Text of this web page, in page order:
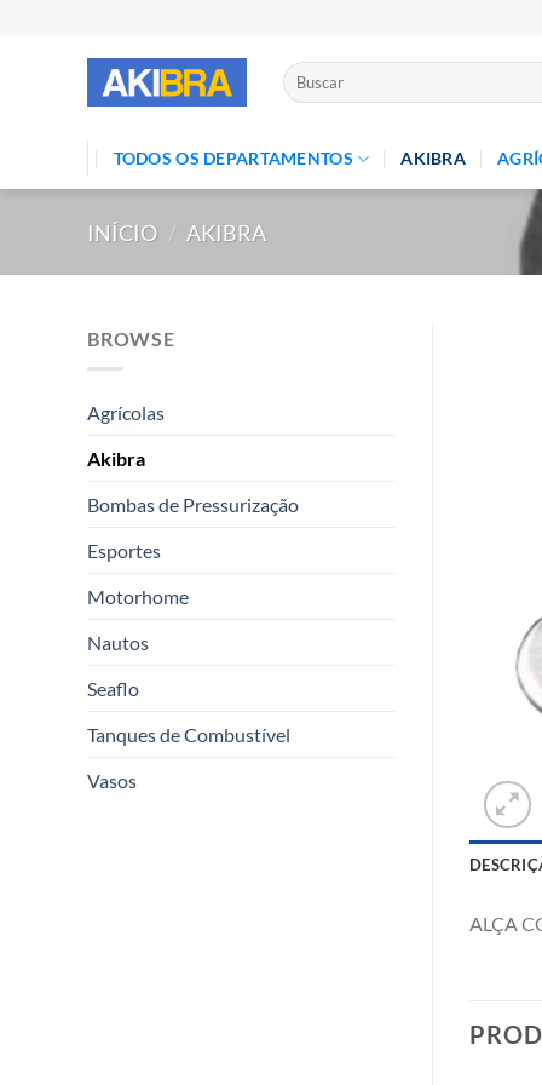
Pesquisar
por:
TODOS OS DEPARTAMENTOS AKIBRA
INÍCIO / AKIBRA
BROWSE
Agrícolas
Akibra
Bombas de Pressurização
Esportes
Motorhome
Nautos
Seaflo
Tanques de Combustível
Vasos
ALÇA